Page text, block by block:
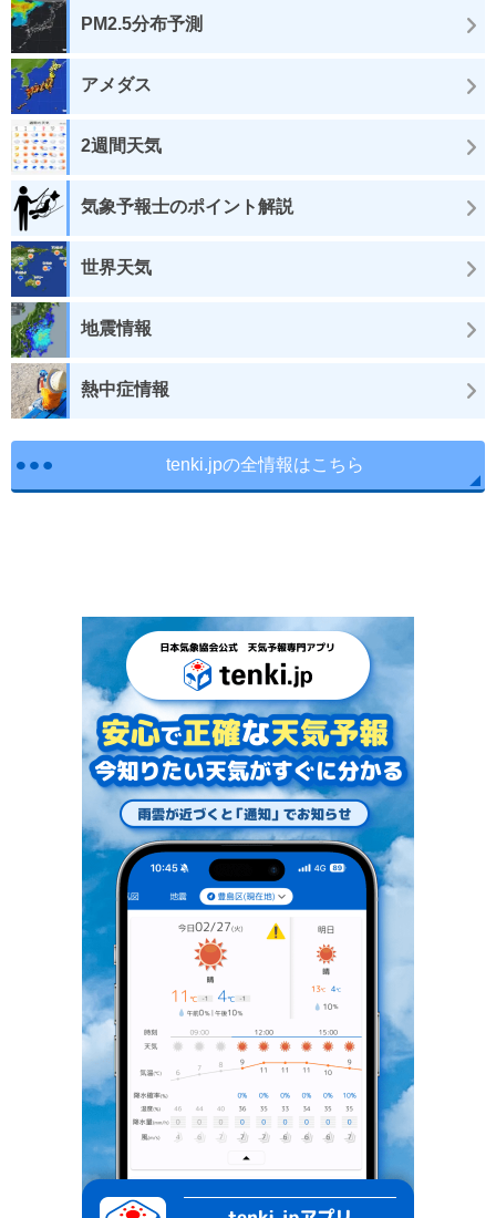
PM2.5分布予測
アメダス
2週間天気
気象予報士のポイント解説
世界天気
地震情報
熱中症情報
tenki.jpの全情報はこちら